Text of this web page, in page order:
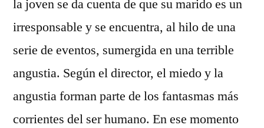
la joven se da cuenta de que su marido es un
irresponsable y se encuentra, al hilo de una
serie de eventos, sumergida en una terrible
angustia. Según el director, el miedo y la
angustia forman parte de los fantasmas más
corrientes del ser humano. En ese momento